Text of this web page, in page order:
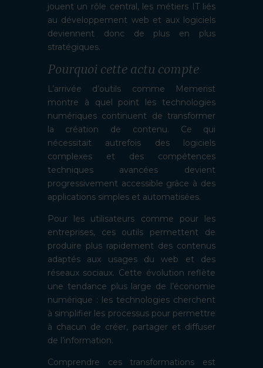
jouent un rôle central, les métiers IT liés
au développement web et aux logiciels
deviennent donc de plus en plus
stratégiques.
Pourquoi cette actu compte
L’arrivée d’outils comme Memerist
montre à quel point les technologies
numériques continuent de transformer
la création de contenu. Ce qui
nécessitait autrefois des logiciels
complexes et des compétences
techniques avancées devient
progressivement accessible grâce à des
applications simples et automatisées.
Pour les utilisateurs comme pour les
entreprises, ces outils permettent de
produire plus rapidement des contenus
adaptés aux usages du web et des
réseaux sociaux. Cette évolution reflète
une tendance plus large de l’économie
numérique : les technologies cherchent
à simplifier les processus pour permettre
à chacun de créer, partager et diffuser
de l’information.
Comprendre ces transformations est